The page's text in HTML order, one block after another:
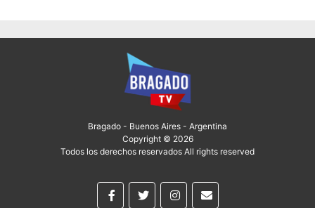
Bragado - Buenos Aires - Argentina
Copyright © 2026
Todos los derechos reservados All rights reserved